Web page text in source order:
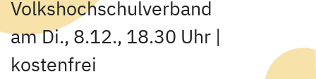
Volkshochschulverband
am Di., 8.12., 18.30 Uhr |
kostenfrei